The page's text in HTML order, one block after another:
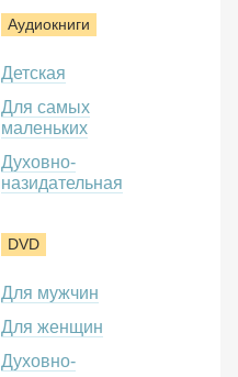
Аудиокниги
Детская
Для самых
маленьких
Духовно-
назидательная
DVD
Для мужчин
Для женщин
Духовно-